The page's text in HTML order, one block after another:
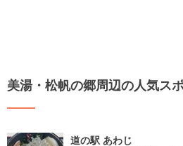
美湯・松帆の郷周辺の人気ス
道の駅 あわじ